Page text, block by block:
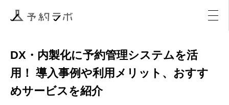
アクティビティ
DX・内製化に予約管理システムを活
用！ 導入事例や利用メリット、おすす
めサービスを紹介